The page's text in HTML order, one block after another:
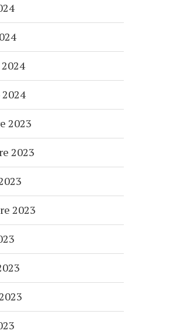
2023
2023
2023